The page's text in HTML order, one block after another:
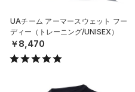
UAチーム アーマースウェット フー
ディー（トレーニング/UNISEX）
￥8,470